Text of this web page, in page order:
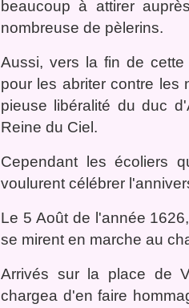
beaucoup à attirer
nombreuse de pèlerins.
Aussi, vers la fin de
pour les abriter contre les
pieuse libéralité du duc
Reine du Ciel.
Cependant les écoliers
voulurent célébrer
Le 5 Août de l'année
se mirent en marche au
Arrivés sur la place de
chargea d'en faire